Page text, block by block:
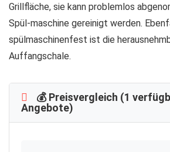
Grillfläche, sie kann problemlos
Spül-maschine gereinigt werden.
spülmaschinenfest ist die
Auffangschale.
💰 Preisvergleich (1
Angebote)